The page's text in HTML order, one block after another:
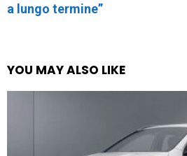
a lungo termine”
YOU MAY ALSO LIKE